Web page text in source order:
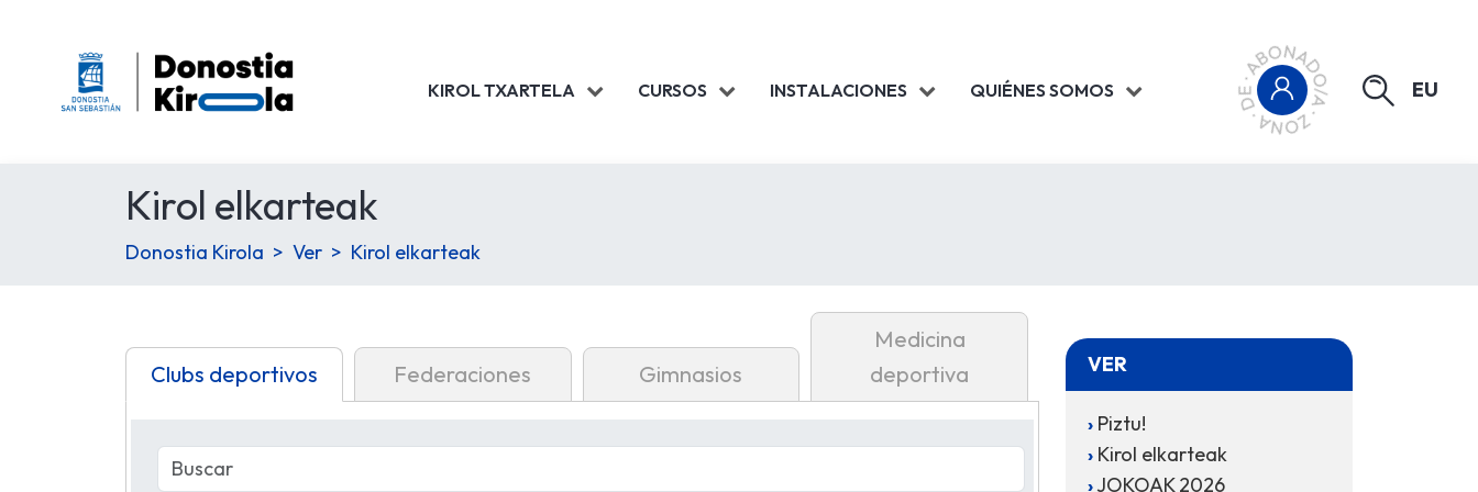
KIROL TXARTELA CURSOS INSTALACIONES QUIÉNES SOMOS EU
Kirol elkarteak
Donostia Kirola Ver Kirol elkarteak
Clubs deportivos Federaciones Gimnasios
Medicina
deportiva
VER
Piztu!
Kirol elkarteak
JOKOAK 2026